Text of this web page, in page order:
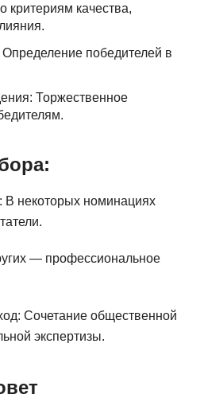
критериям качества,
победителей в
Торжественное
В некоторых номинациях
— профессиональное
Сочетание общественной
экспертизы.